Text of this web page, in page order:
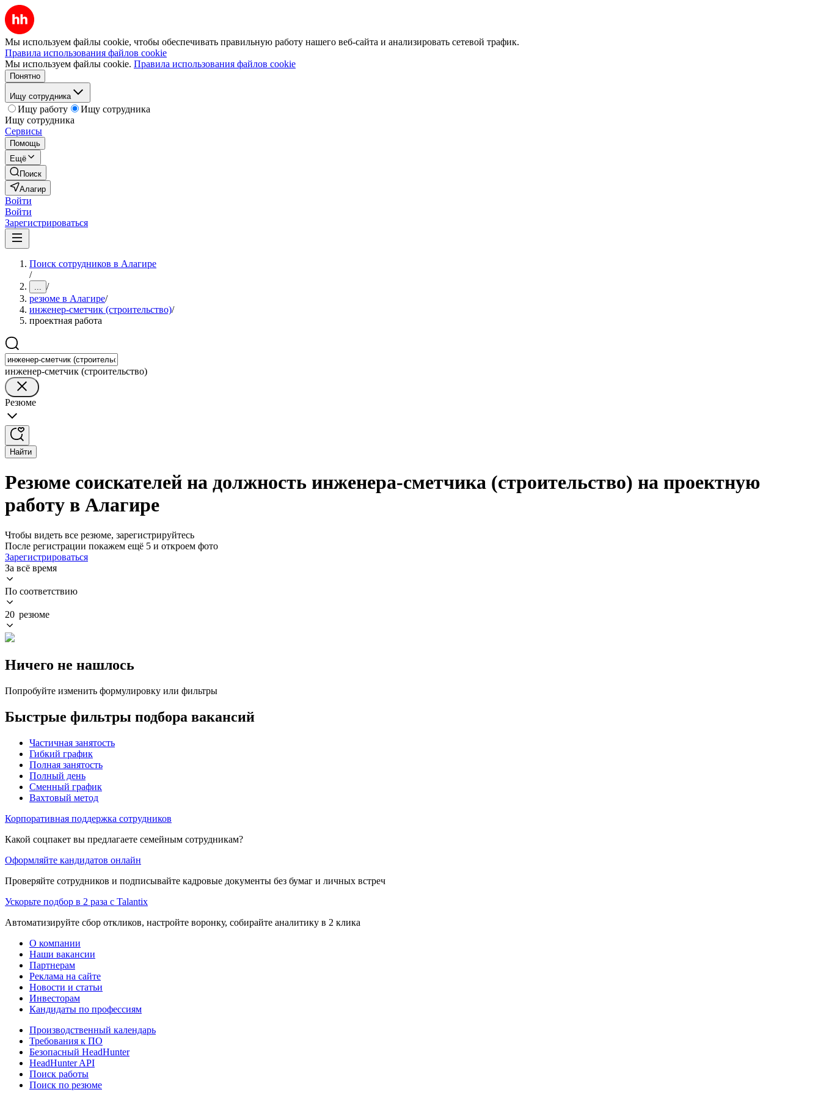
Мы используем файлы cookie, чтобы обеспечивать правильную работу нашего веб-сайта и анализировать сетевой трафик.
Правила использования файлов cookie
Мы используем файлы cookie. Правила использования файлов cookie
Понятно
Ищу сотрудника
Ищу работу
Ищу сотрудника
Ищу сотрудника
Сервисы
Помощь
Ещё
Поиск
Алагир
Войти
Войти
Зарегистрироваться
Поиск сотрудников в Алагире
/
... /
резюме в Алагире/
инженер-сметчик (строительство)/
проектная работа
инженер-сметчик (строительство)
Резюме
Найти
Резюме соискателей на должность инженера-сметчика (строительство) на проектную
работу в Алагире
Чтобы видеть все резюме, зарегистрируйтесь
После регистрации покажем ещё 5 и откроем фото
Зарегистрироваться
За всё время
По соответствию
20 резюме
Ничего не нашлось
Попробуйте изменить формулировку или фильтры
Быстрые фильтры подбора вакансий
Частичная занятость
Гибкий график
Полная занятость
Полный день
Сменный график
Вахтовый метод
Корпоративная поддержка сотрудников
Какой соцпакет вы предлагаете семейным сотрудникам?
Оформляйте кандидатов онлайн
Проверяйте сотрудников и подписывайте кадровые документы без бумаг и личных встреч
Ускорьте подбор в 2 раза с Talantix
Автоматизируйте сбор откликов, настройте воронку, собирайте аналитику в 2 клика
О компании
Наши вакансии
Партнерам
Реклама на сайте
Новости и статьи
Инвесторам
Кандидаты по профессиям
Производственный календарь
Требования к ПО
Безопасный HeadHunter
HeadHunter API
Поиск работы
Поиск по резюме